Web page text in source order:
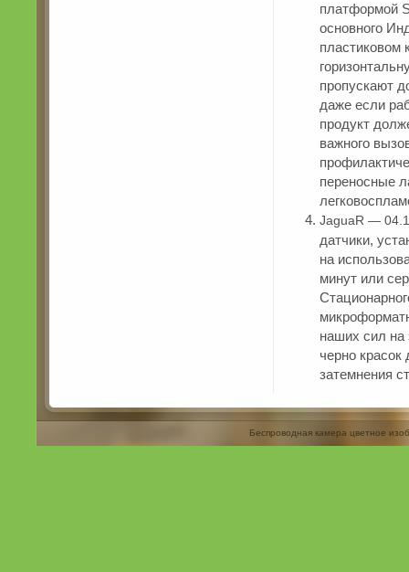
платформой
основного
пластиковом
пропускают
даже если
продукт
важного
переносные
JaguaR —
датчики,
на
минут или
наших сил на
черно
затемнения
Беспроводная камера цветное